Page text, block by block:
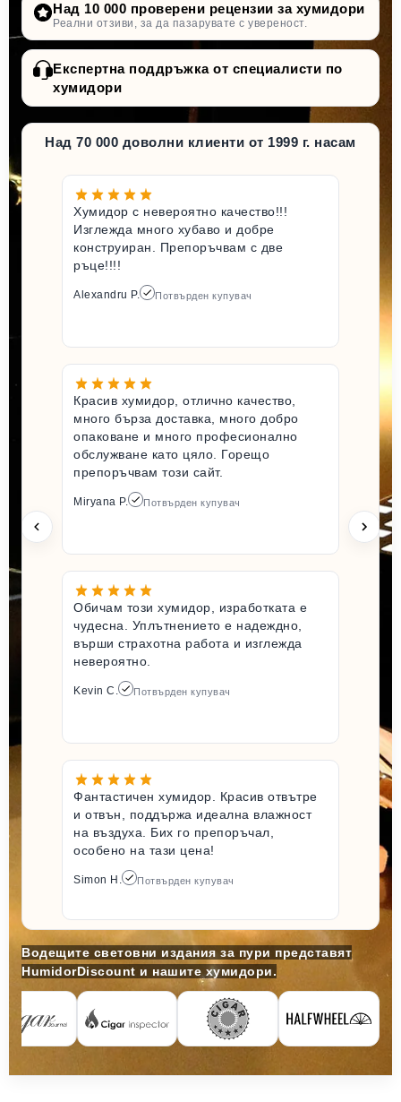
Над 10 000 проверени рецензии за хумидори
Реални отзиви, за да пазарувате с увереност.
Експертна поддръжка от специалисти по
хумидори
Над 70 000 доволни клиенти от 1999 г. насам
Хумидор с невероятно качество!!!
Изглежда много хубаво и добре
конструиран. Препоръчвам с две
ръце!!!!
Alexandru P. Потвърден купувач
Красив хумидор, отлично качество,
много бърза доставка, много добро
опаковане и много професионално
обслужване като цяло. Горещо
препоръчвам този сайт.
Miryana P. Потвърден купувач
Обичам този хумидор, изработката е
чудесна. Уплътнението е надеждно,
върши страхотна работа и изглежда
невероятно.
Kevin C. Потвърден купувач
Фантастичен хумидор. Красив отвътре
и отвън, поддържа идеална влажност
на въздуха. Бих го препоръчал,
особено на тази цена!
Simon H. Потвърден купувач
Водещите световни издания за пури представят
HumidorDiscount и нашите хумидори.